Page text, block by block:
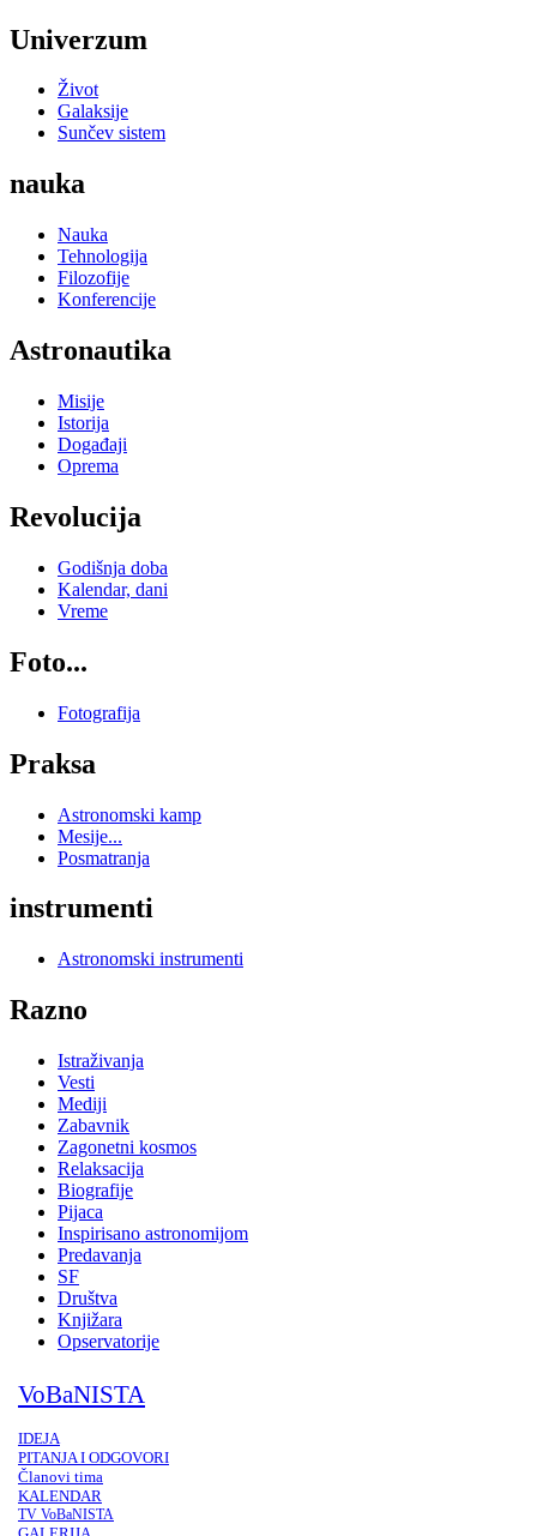
Univerzum
Život
Galaksije
Sunčev sistem
nauka
Nauka
Tehnologija
Filozofije
Konferencije
Astronautika
Misije
Istorija
Događaji
Oprema
Revolucija
Godišnja doba
Kalendar, dani
Vreme
Foto...
Fotografija
Praksa
Astronomski kamp
Mesije...
Posmatranja
instrumenti
Astronomski instrumenti
Razno
Istraživanja
Vesti
Mediji
Zabavnik
Zagonetni kosmos
Relaksacija
Biografije
Pijaca
Inspirisano astronomijom
Predavanja
SF
Društva
Knjižara
Opservatorije
VoBaNISTA
IDEJA
PITANJA I ODGOVORI
Članovi tima
KALENDAR
TV VoBaNISTA